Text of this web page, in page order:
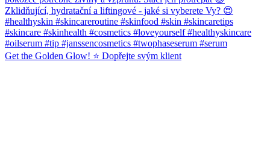
Get the Golden Glow! ⭐️ Dopřejte svým klient